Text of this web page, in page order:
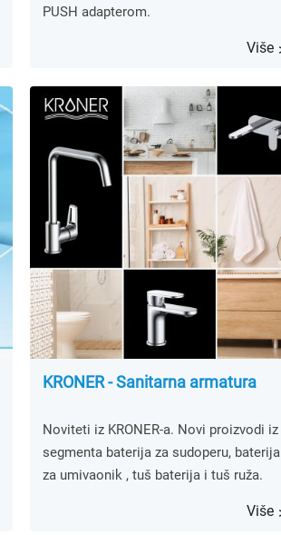
PUSH adapterom.
Više
KRONER - Sanitarna armatura
Noviteti iz KRONER-a. Novi proizvodi iz
segmenta baterija za sudoperu, baterija
za umivaonik , tuš baterija i tuš ruža.
Više